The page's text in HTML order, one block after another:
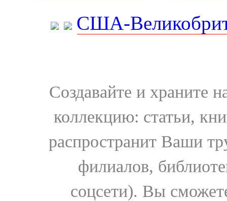
США-
Создавайте и храните
коллекцию: статьи,
распространит Ваши
филиалов,
соцсети). Вы